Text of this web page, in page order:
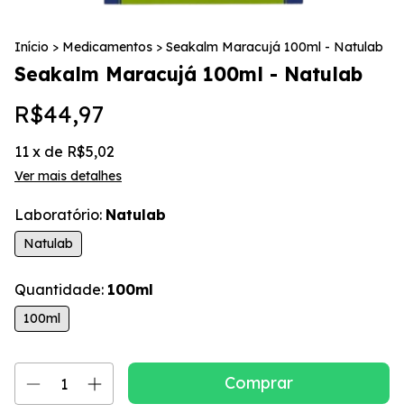
Início > Medicamentos > Seakalm Maracujá 100ml - Natulab
Seakalm Maracujá 100ml - Natulab
R$44,97
11 x de R$5,02
Ver mais detalhes
Laboratório: Natulab
Natulab
Quantidade: 100ml
100ml